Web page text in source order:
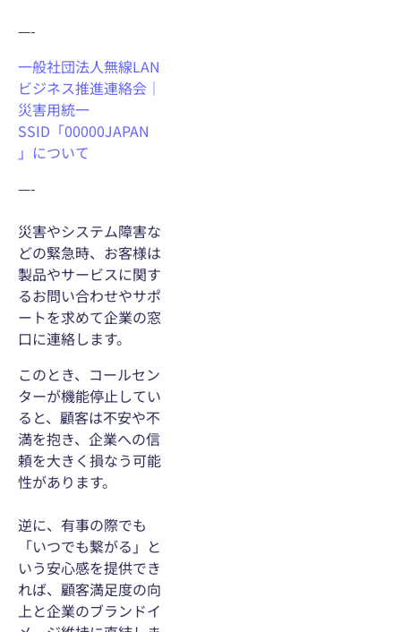
—-
一般社団法人無線LAN
ビジネス推進連絡会｜
災害用統一
SSID「00000JAPAN
」について
—-
災害やシステム障害な
どの緊急時、お客様は
製品やサービスに関す
るお問い合わせやサポ
ートを求めて企業の窓
口に連絡します。
このとき、コールセン
ターが機能停止してい
ると、顧客は不安や不
満を抱き、企業への信
頼を大きく損なう可能
性があります。
逆に、有事の際でも
「いつでも繋がる」と
いう安心感を提供でき
れば、顧客満足度の向
上と企業のブランドイ